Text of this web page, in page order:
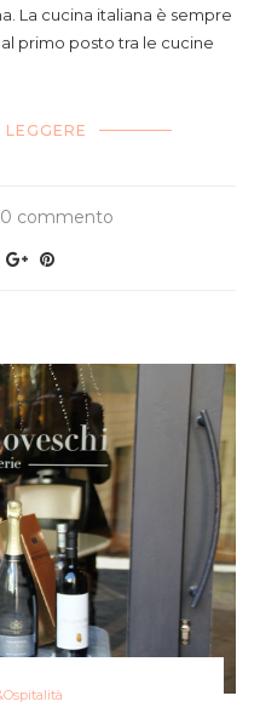
La cucina italiana è sempre
primo posto tra le cucine
0 commento